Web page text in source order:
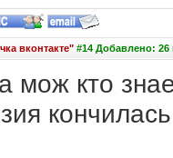
вконтакте"#14 Добавлено: 26
мож кто